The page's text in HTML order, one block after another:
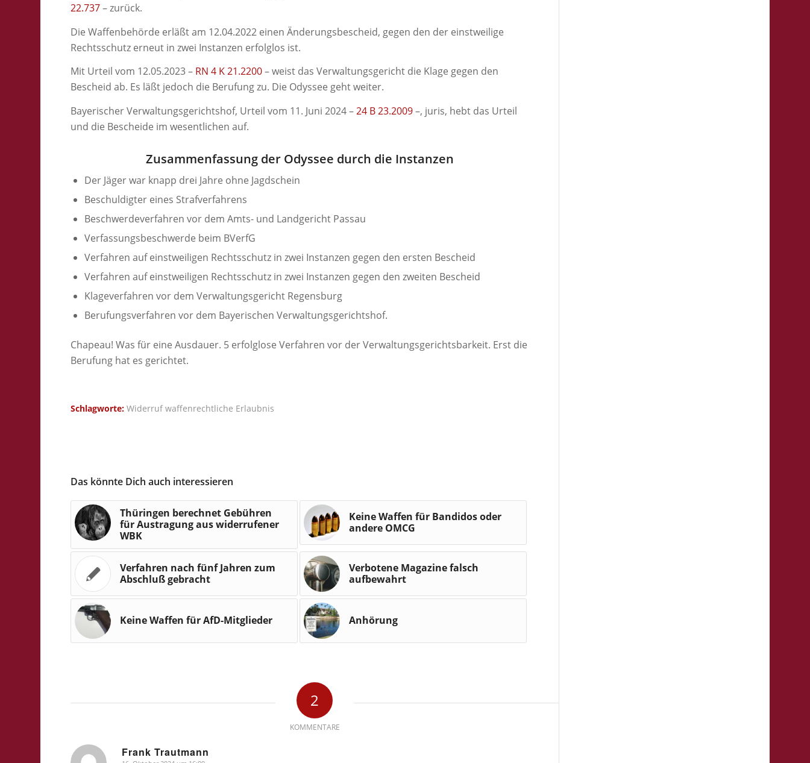
22.737– zurück.
Die Waffenbehörde erläßt am 12.04.2022 einen Änderungsbescheid, gegen den der einstweilige
Rechtsschutz erneut in zwei Instanzen erfolglos ist.
Mit Urteil vom 12.05.2023 – RN 4 K 21.2200– weist das Verwaltungsgericht die Klage gegen den
Bescheid ab. Es läßt jedoch die Berufung zu. Die Odyssee geht weiter.
Bayerischer Verwaltungsgerichtshof, Urteil vom 11. Juni 2024 –24 B 23.2009–, juris, hebt das Urteil
und die Bescheide im wesentlichen auf.
Zusammenfassung der Odyssee durch die Instanzen
Der Jäger war knapp drei Jahre ohne Jagdschein
Beschuldigter eines Strafverfahrens
Beschwerdeverfahren vor dem Amts- und Landgericht Passau
Verfassungsbeschwerde beim BVerfG
Verfahren auf einstweiligen Rechtsschutz in zwei Instanzen gegen den ersten Bescheid
Verfahren auf einstweiligen Rechtsschutz in zwei Instanzen gegen den zweiten Bescheid
Klageverfahren vor dem Verwaltungsgericht Regensburg
Berufungsverfahren vor dem Bayerischen Verwaltungsgerichtshof.
Chapeau! Was für eine Ausdauer. 5 erfolglose Verfahren vor der Verwaltungsgerichtsbarkeit. Erst die
Berufung hat es gerichtet.
Schlagworte: Widerruf waffenrechtliche Erlaubnis
Das könnte Dich auch interessieren
Thüringen berechnet Gebühren
für Austragung aus widerrufener
WBK
Keine Waffen für Bandidos oder
andere OMCG
Verfahren nach fünf Jahren zum
Abschluß gebracht
Verbotene Magazine falsch
aufbewahrt
Keine Waffen für AfD-Mitglieder Anhörung
2
KOMMENTARE
Frank Trautmann